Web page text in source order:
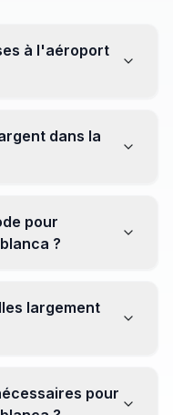
à l'aéroport
plutôt vers les
de meilleurs
dans la
les surprises.
pour
?
maximiser la valeur
largement
locale peut être
pour